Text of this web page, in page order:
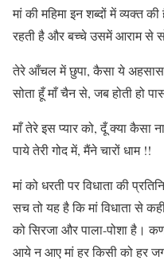
मां की महिमा इन शब्दों में व्यक्त
रहती है और बच्चे उसमें आराम से
तेरे आँचल में छुपा, कैसा ये
सोता हूँ माँ चैन से, जब होती हो
माँ तेरे इस प्यार को, दूँ क्या कैसा
पाये तेरी गोद में, मैंने चारों धाम !!
मां को धरती पर विधाता की
सच तो यह है कि मां विधाता से
को सिरजा और पाला-पोशा है।
आये न आए मां हर किसी को हर